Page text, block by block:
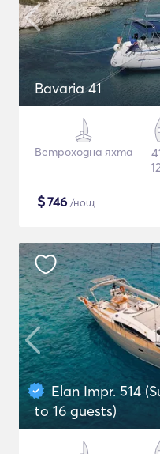
Bavaria 41
Ветроходна яхта
$746 /нощ
Elan Impr. 514
to 16 guests)